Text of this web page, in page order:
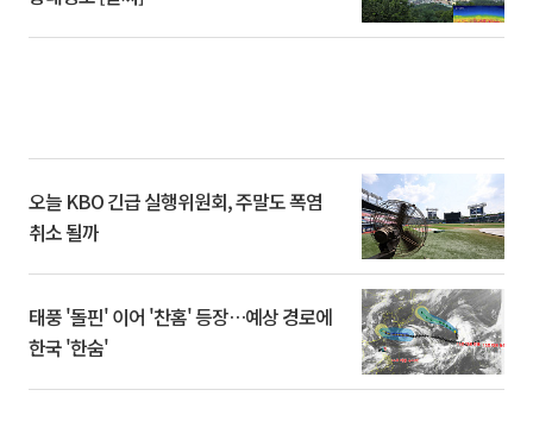
오늘 KBO 긴급 실행위원회, 주말도 폭염
취소 될까
태풍 '돌핀' 이어 '찬홈' 등장…예상 경로에
한국 '한숨'